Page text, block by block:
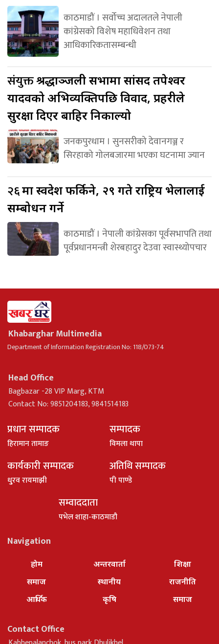
काठमाडौं । सर्वोच्च अदालतले नेपाली
कांग्रेसको विशेष महाधिवेशन तथा
आधिकारिकतासम्बन्धी
संयुक्तश्रद्धाञ्जली सभामा सांसद तपेश्वर
यादवको अभिव्यक्तिपछि विवाद, प्रहरीले
सुरक्षा दिएर बाहिर निकाल्यो
जनकपुरधाम । सुनसरीको देवानगञ्ज र
सिरहाको गोलबजारमा भएका घटनामा ज्यान
२६मा स्वदेश फर्किने, २९ गते राष्ट्रिय भेलालाई
सम्बोधन गर्ने
काठमाडौं । नेपाली कांग्रेसका पूर्वसभापति तथा
पूर्वप्रधानमन्त्री शेरबहादुर देउवा स्वास्थ्योपचार
Khabarghar Multimedia
Department of Information Registration No: 118/073-74
Head Office
Bagbazar -28 VIP Marg, KTM
Contact No: 9851204183, 9841514183
प्रधान सम्पादक
हिरामान तामाङ
सम्पादक
विमला थापा
कार्यकारी सम्पादक
धु्रव रायमाझी
अतिथि सम्पादक
पी पाण्डे
सम्वाददाता
पभेल शाहा-काठमाडौ
Navigation
होम
समाज
आर्थिक
अन्तरवार्ता
स्थानीय
कृषि
शिक्षा
राजनीति
समाज
Contact Office